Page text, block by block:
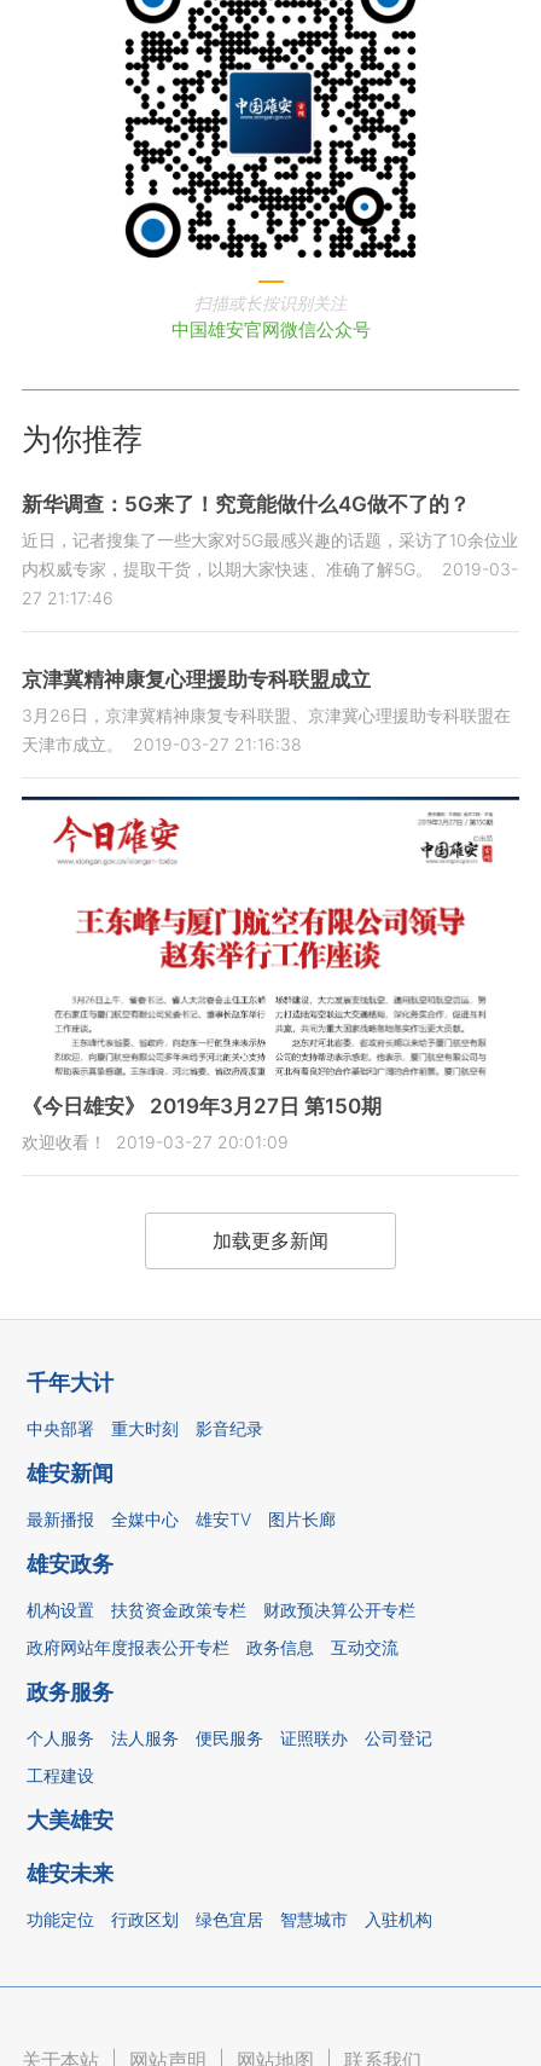
扫描或长按识别关注
中国雄安官网微信公众号
为你推荐
新华调查：5G来了！究竟能做什么4G做不了的？
近日，记者搜集了一些大家对5G最感兴趣的话题，采访了10余位业
内权威专家，提取干货，以期大家快速、准确了解5G。
2019-03-
27 21:17:46
京津冀精神康复心理援助专科联盟成立
3月26日，京津冀精神康复专科联盟、京津冀心理援助专科联盟在
天津市成立。
2019-03-27 21:16:38
《今日雄安》 2019年3月27日 第150期
欢迎收看！ 2019-03-27 20:01:09
加载更多新闻
千年大计
中央部署 重大时刻 影音纪录
雄安新闻
最新播报 全媒中心 雄安TV 图片长廊
雄安政务
机构设置 扶贫资金政策专栏
财政预决算公开专栏
政府网站年度报表公开专栏
政务信息 互动交流
政务服务
个人服务 法人服务 便民服务 证照联办
公司登记
工程建设
大美雄安
雄安未来
功能定位 行政区划 绿色宜居 智慧城市 入驻机构
关于本站 网站声明 网站地图 联系我们